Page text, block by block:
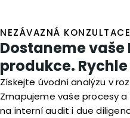
NEZÁVAZNÁ KONZULTACE
Dostaneme vaše
produkce.
Získejte úvodní analýzu v
Zmapujeme vaše procesy
na interní audit i due